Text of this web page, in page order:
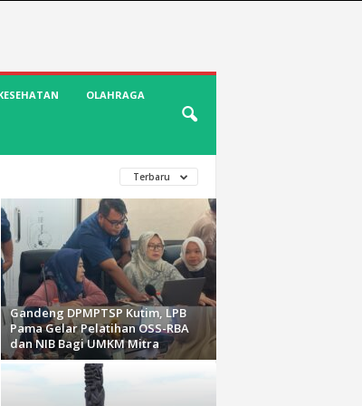
OLAHRAGA
Terbaru
Gandeng DPMPTSP Kutim, LPB
Pama Gelar Pelatihan OSS-RBA
dan NIB Bagi UMKM Mitra